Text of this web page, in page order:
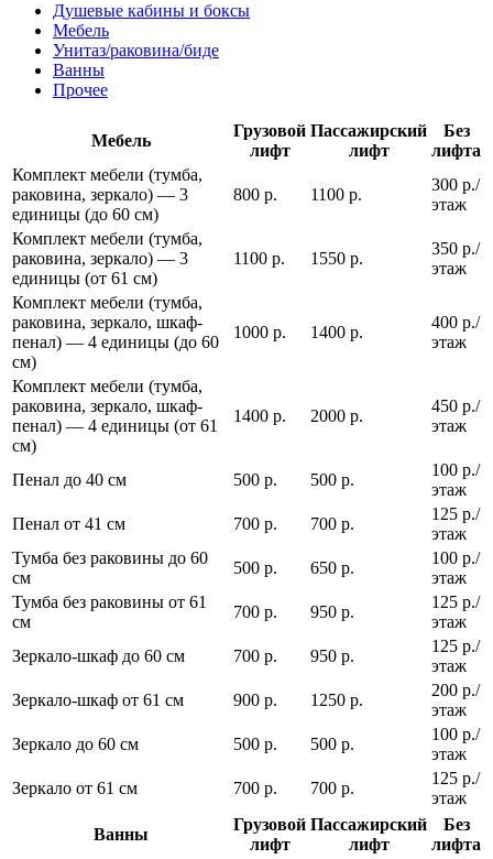
Душевые кабины и боксы
Мебель
Унитаз/раковина/биде
Ванны
Прочее
Мебель
Грузовой
лифт
Пассажирский
лифт
Без
лифта
Комплект мебели (тумба,
раковина, зеркало) — 3
единицы (до 60 см)
800 р. 1100 р.
300 р./
этаж
Комплект мебели (тумба,
раковина, зеркало) — 3
единицы (от 61 см)
1100 р. 1550 р.
350 р./
этаж
Комплект мебели (тумба,
раковина, зеркало, шкаф-
пенал) — 4 единицы (до 60
см)
1000 р. 1400 р.
400 р./
этаж
Комплект мебели (тумба,
раковина, зеркало, шкаф-
пенал) — 4 единицы (от 61
см)
1400 р. 2000 р.
450 р./
этаж
Пенал до 40 см 500 р. 500 р.
100 р./
этаж
Пенал от 41 см
700 р. 700 р.
125 р./
этаж
Тумба без раковины до 60
см
500 р. 650 р.
100 р./
этаж
Тумба без раковины от 61
см
700 р. 950 р.
125 р./
этаж
Зеркало-шкаф до 60 см
700 р. 950 р.
125 р./
этаж
Зеркало-шкаф от 61 см
900 р. 1250 р.
200 р./
этаж
Зеркало до 60 см
500 р. 500 р.
100 р./
этаж
Зеркало от 61 см
700 р. 700 р.
125 р./
этаж
Ванны
Грузовой
лифт
Пассажирский
лифт
Без
лифта